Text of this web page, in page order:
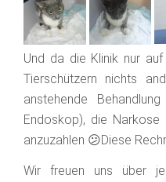
Und da die Klinik nur
Tierschützern nichts
anstehende
Endoskop), die Narkose
anzuzahlen 😕Diese
Wir freuen uns über